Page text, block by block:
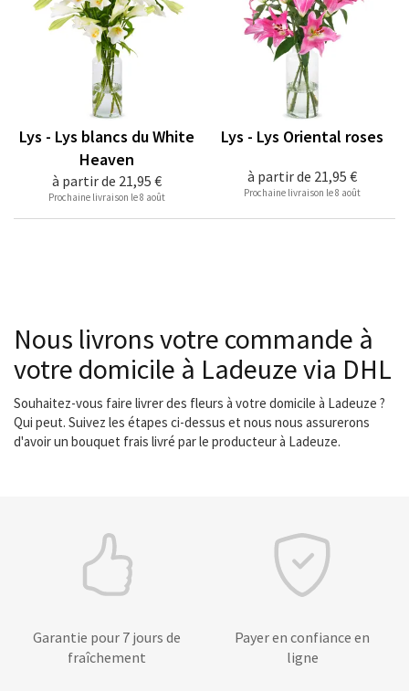
à partir de 21,95 €
Lys - Lys blancs du White
Heaven
Prochaine livraison le 8 août
à partir de 21,95 €
Lys - Lys Oriental roses
Prochaine livraison le 8 août
Nous livrons votre commande à
votre domicile à Ladeuze via DHL
Souhaitez-vous faire livrer des fleurs à votre domicile à Ladeuze ?
Qui peut. Suivez les étapes ci-dessus et nous nous assurerons
d'avoir un bouquet frais livré par le producteur à Ladeuze.
Garantie pour 7 jours de
fraîchement
Payer en confiance en
ligne